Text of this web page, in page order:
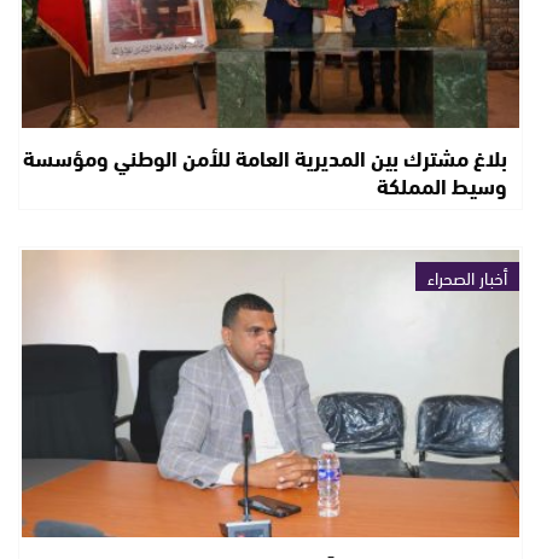
بلاغ مشترك بين المديرية العامة للأمن الوطني ومؤسسة
وسيط المملكة
أخبار الصحراء